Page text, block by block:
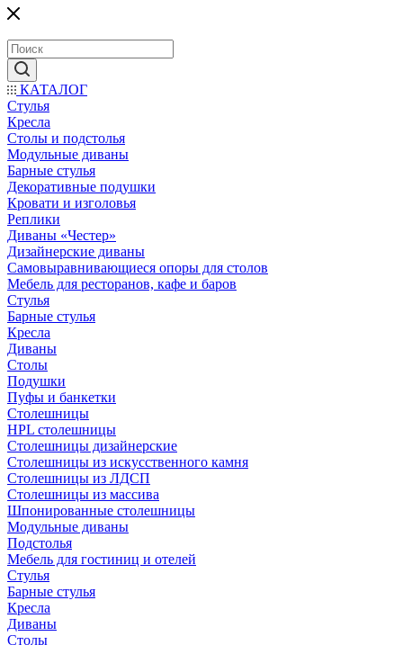
КАТАЛОГ
Стулья
Кресла
Столы и подстолья
Модульные диваны
Барные стулья
Декоративные подушки
Кровати и изголовья
Реплики
Диваны «Честер»
Дизайнерские диваны
Самовыравнивающиеся опоры для столов
Мебель для ресторанов, кафе и баров
Стулья
Барные стулья
Кресла
Диваны
Столы
Подушки
Пуфы и банкетки
Столешницы
HPL столешницы
Столешницы дизайнерские
Столешницы из искусственного камня
Столешницы из ЛДСП
Столешницы из массива
Шпонированные столешницы
Модульные диваны
Подстолья
Мебель для гостиниц и отелей
Стулья
Барные стулья
Кресла
Диваны
Столы